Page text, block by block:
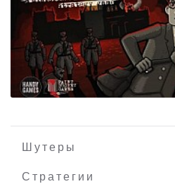
Beholder
Шутеры
Стратегии